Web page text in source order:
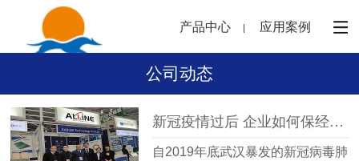
产品中心 应用案例
公司动态
新冠疫情过后 企业如何保经营？
自2019年底武汉暴发的新冠病毒肺